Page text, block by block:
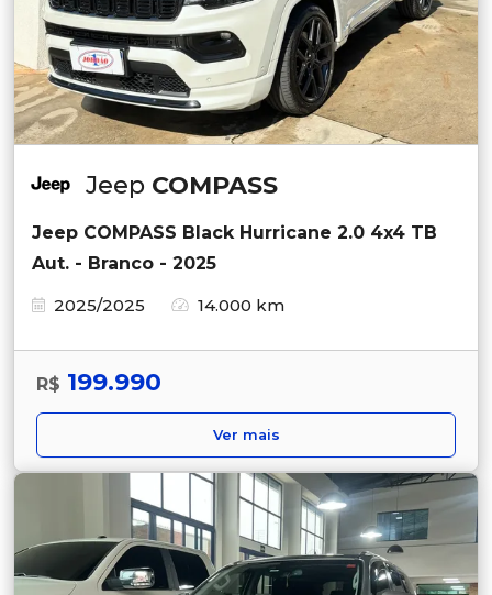
Jeep COMPASS
Jeep COMPASS Black Hurricane 2.0 4x4 TB
Aut. - Branco - 2025
2025/2025
14.000 km
R$ 199.990
Ver mais